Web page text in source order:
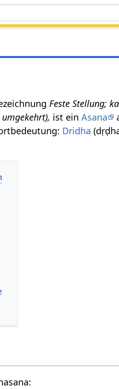
Feste Stellung;
ist einAsana
Dridha